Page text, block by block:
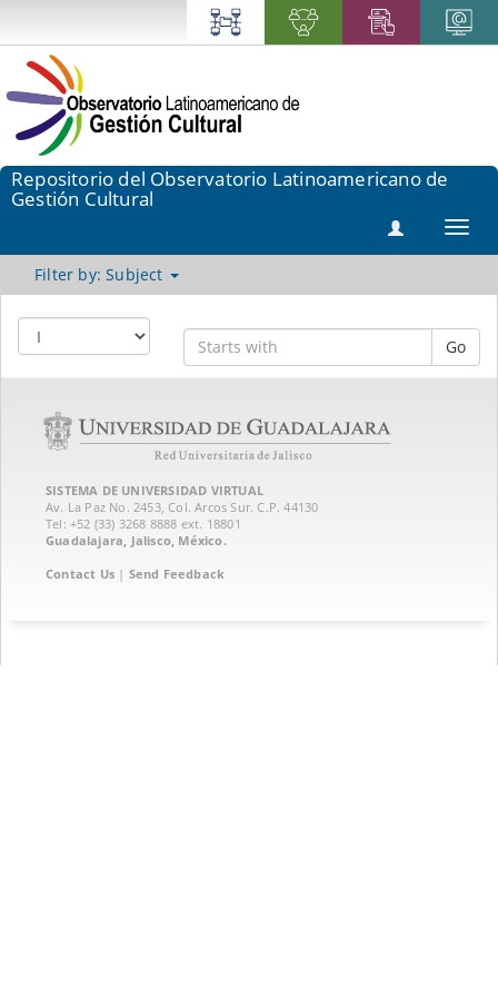
Repositorio del Observatorio Latinoamericano de
Gestión Cultural
Filter by: Subject
Go
SISTEMA DE UNIVERSIDAD VIRTUAL
Av. La Paz No. 2453, Col. Arcos Sur. C.P. 44130
Tel: +52 (33) 3268 8888‏ ext. 18801
Guadalajara, Jalisco, México.
Contact Us | Send Feedback